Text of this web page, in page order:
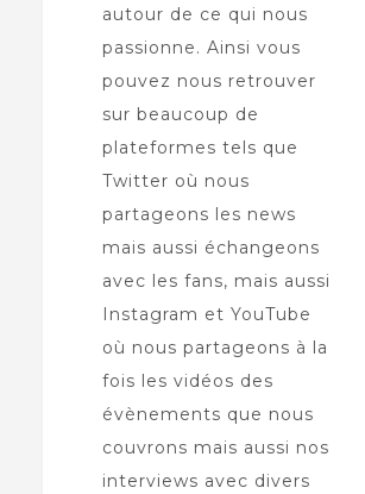
autour de ce qui nous
passionne. Ainsi vous
pouvez nous retrouver
sur beaucoup de
plateformes tels que
Twitter où nous
partageons les news
mais aussi échangeons
avec les fans, mais aussi
Instagram et YouTube
où nous partageons à la
fois les vidéos des
évènements que nous
couvrons mais aussi nos
interviews avec divers